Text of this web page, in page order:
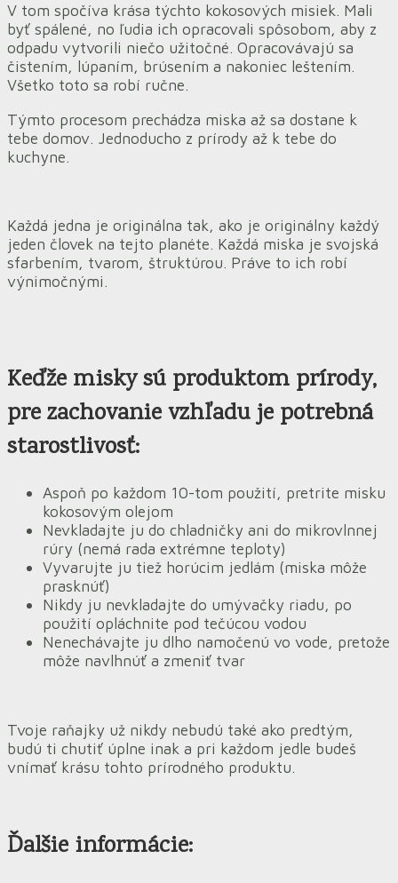
V tom spočíva krása týchto kokosových misiek. Mali
byť spálené, no ľudia ich opracovali spôsobom, aby z
odpadu vytvorili niečo užitočné. Opracovávajú sa
čistením, lúpaním, brúsením a nakoniec leštením.
Všetko toto sa robí ručne.
Týmto procesom prechádza miska až sa dostane k
tebe domov. Jednoducho z prírody až k tebe do
kuchyne.
Každá jedna je originálna tak, ako je originálny každý
jeden človek na tejto planéte. Každá miska je svojská
sfarbením, tvarom, štruktúrou. Práve to ich robí
výnimočnými.
Keďže misky sú produktom prírody,
pre zachovanie vzhľadu je potrebná
starostlivosť:
Aspoň po každom 10-tom použití, pretrite misku
kokosovým olejom
Nevkladajte ju do chladničky ani do mikrovlnnej
rúry (nemá rada extrémne teploty)
Vyvarujte ju tiež horúcim jedlám (miska môže
prasknúť)
Nikdy ju nevkladajte do umývačky riadu, po
použití opláchnite pod tečúcou vodou
Nenechávajte ju dlho namočenú vo vode, pretože
môže navlhnúť a zmeniť tvar
Tvoje raňajky už nikdy nebudú také ako predtým,
budú ti chutiť úplne inak a pri každom jedle budeš
vnímať krásu tohto prírodného produktu.
Ďalšie informácie: